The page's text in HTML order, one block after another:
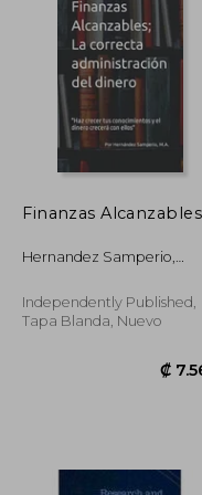
₡ 14.246
Finanzas Alcanzables
Hernandez Samperio,
Independently Published,
Tapa Blanda, Nuevo